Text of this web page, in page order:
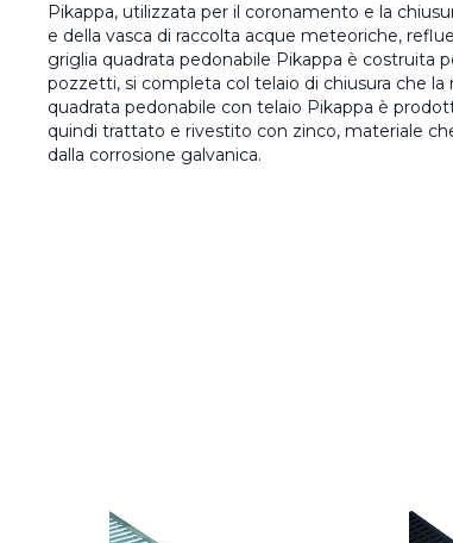
Pikappa, utilizzata per il coronamento e la
e della vasca di raccolta acque meteoriche,
griglia quadrata pedonabile Pikappa è costruita
pozzetti, si completa col telaio di chiusura che la
quadrata pedonabile con telaio Pikappa è
quindi trattato e rivestito con zinco, materiale
dalla corrosione galvanica.